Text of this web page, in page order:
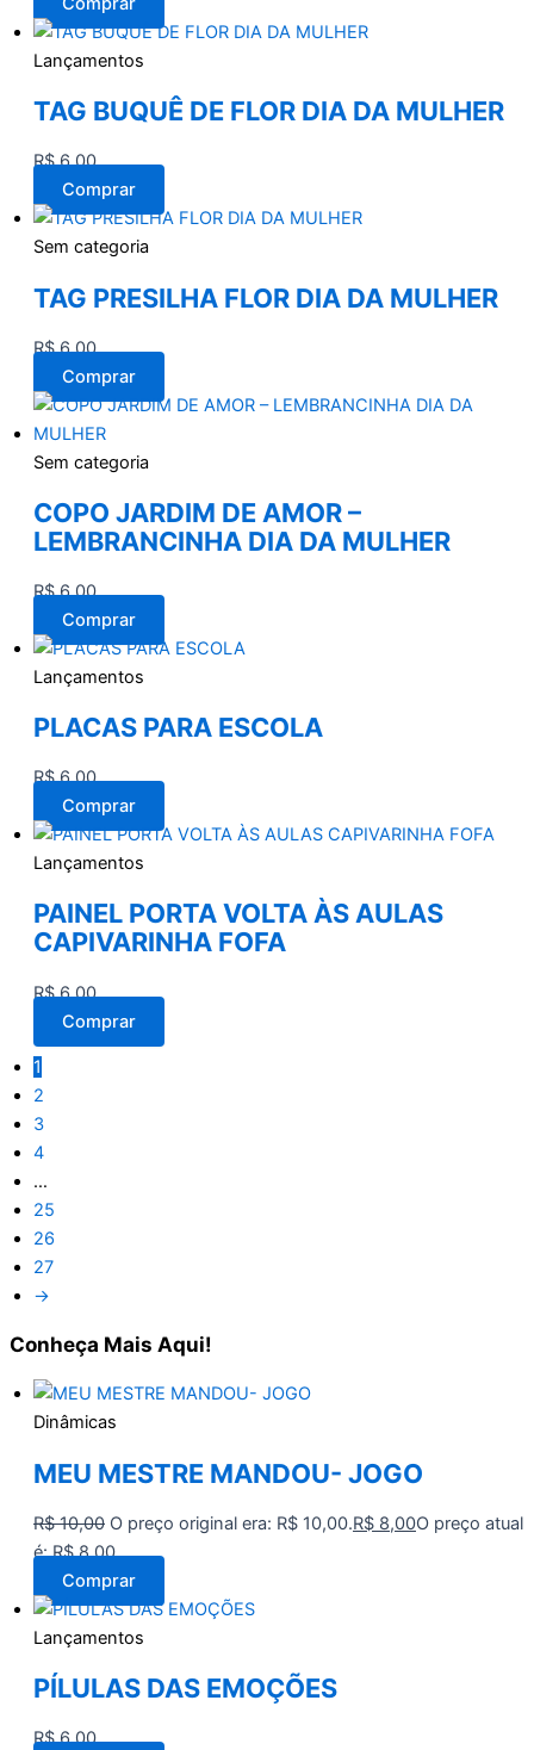
Lançamentos
TAG BUQUÊ DE FLOR DIA DA MULHER
R$6,00
Comprar
Sem categoria
TAG PRESILHA FLOR DIA DA MULHER
R$6,00
Comprar
Sem categoria
COPO JARDIM DE AMOR –
LEMBRANCINHA DIA DA MULHER
R$6,00
Comprar
Lançamentos
PLACAS PARA ESCOLA
R$6,00
Comprar
Lançamentos
PAINEL PORTA VOLTA ÀS AULAS
CAPIVARINHA FOFA
R$6,00
Comprar
1
2
3
4
…
25
26
27
→
Conheça Mais Aqui!
Dinâmicas
MEU MESTRE MANDOU- JOGO
R$10,00 O preço original era: R$ 10,00.R$ 8,00O preço atual
é: R$ 8,00.
Comprar
Lançamentos
PÍLULAS DAS EMOÇÕES
R$6,00